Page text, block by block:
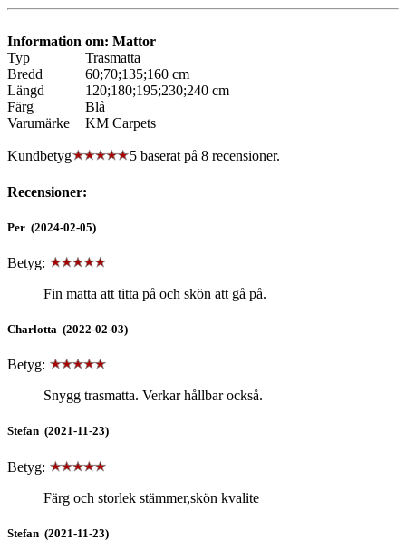
Information om: Mattor
Typ
Trasmatta
Bredd
60;70;135;160 cm
Längd
120;180;195;230;240 cm
Färg
Blå
Varumärke
KM Carpets
Kundbetyg 5 baserat på 8 recensioner.
Recensioner:
Per (2024-02-05)
Betyg:
Fin matta att titta på och skön att gå på.
Charlotta (2022-02-03)
Betyg:
Snygg trasmatta. Verkar hållbar också.
Stefan (2021-11-23)
Betyg:
Färg och storlek stämmer,skön kvalite
Stefan (2021-11-23)